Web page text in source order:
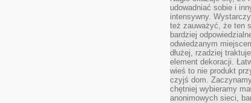
udowadniać sobie i
intensywny.
też zauważyć, że ten
bardziej
odwiedzanym
dłużej, rzadziej
element dekoracji.
wieś to nie produkt
czyjś dom.
chętniej wybieramy
anonimowych sieci,